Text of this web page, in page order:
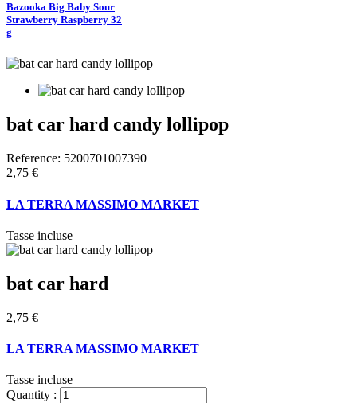
Bazooka Big Baby Sour
Strawberry Raspberry 32
g
bat car hard candy lollipop
Reference: 5200701007390
2,75 €
LA TERRA MASSIMO MARKET
Tasse incluse
bat car hard
2,75 €
LA TERRA MASSIMO MARKET
Tasse incluse
Quantity :